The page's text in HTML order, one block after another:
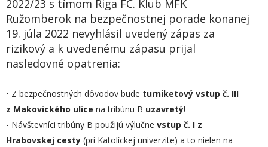
2022/23 s tímom Riga FC. Klub MFK
Ružomberok na bezpečnostnej porade konanej
19. júla 2022 nevyhlásil uvedený zápas za
rizikový a k uvedenému zápasu prijal
nasledovné opatrenia:
• Z bezpečnostných dôvodov bude turniketový vstup č. III
z Makovického ulice na tribúnu B uzavretý!
- Návštevníci tribúny B použijú výlučne vstup č. I z
Hrabovskej cesty (pri Katolíckej univerzite) a to nielen na